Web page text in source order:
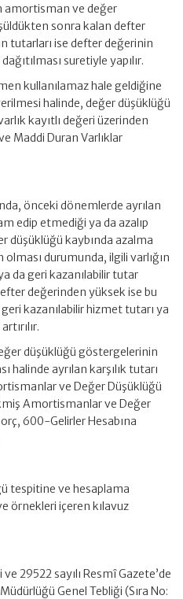
amortisman ve değer
sonra kalan defter
tutarları ise defter değerinin
suretiyle yapılır.
kullanılamaz hale geldiğine
halinde, değer düşüklüğü
kayıtlı değeri üzerinden
Maddi Duran Varlıklar
önceki dönemlerde ayrılan
edip etmediği ya da azalıp
düşüklüğü kaybında azalma
durumunda, ilgili varlığın
da geri kazanılabilir tutar
değerinden yüksek ise bu
kazanılabilir hizmet tutarı ya
düşüklüğü göstergelerinin
halinde ayrılan karşılık tutarı
ve Değer Düşüklüğü
Amortismanlar ve Değer
600-Gelirler Hesabına
tespitine ve hesaplama
örnekleri içeren kılavuz
29522 sayılı Resmî Gazete’de
Genel Tebliği (Sıra No: